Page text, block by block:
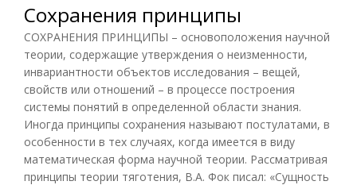
Сохранения принципы
СОХРАНЕНИЯ ПРИНЦИПЫ – основоположения научной
теории, содержащие утверждения о неизменности,
инвариантности объектов исследования – вещей,
свойств или отношений – в процессе построения
системы понятий в определенной области знания.
Иногда принципы сохранения называют постулатами, в
особенности в тех случаях, когда имеется в виду
математическая форма научной теории. Рассматривая
принципы теории тяготения, В.А. Фок писал: «Сущность